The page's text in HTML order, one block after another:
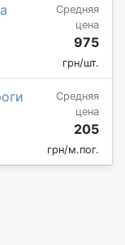
Средняя
цена
975
грн/шт.
Средняя
цена
205
грн/м.пог.